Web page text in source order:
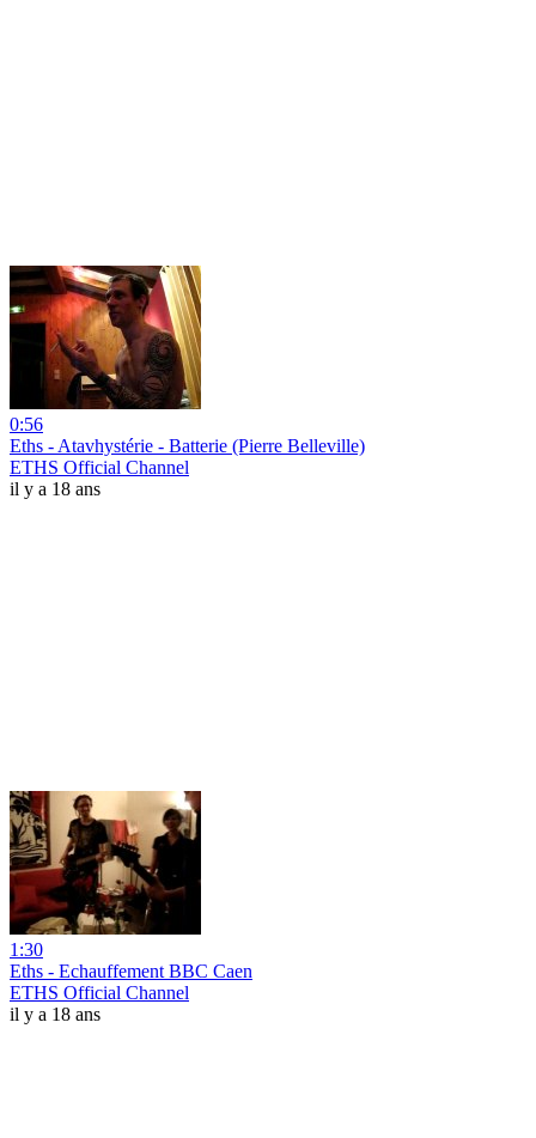
0:56
Eths - Atavhystérie - Batterie (Pierre Belleville)
ETHS Official Channel
il y a 18 ans
1:30
Eths - Echauffement BBC Caen
ETHS Official Channel
il y a 18 ans